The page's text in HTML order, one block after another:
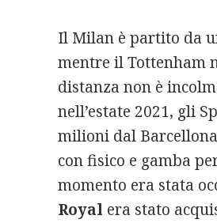
Il Milan è partito da
mentre il Tottenham
distanza non è
nell’estate 2021, gli
milioni dal
con fisico e gamba
momento era stata
Royal era stato